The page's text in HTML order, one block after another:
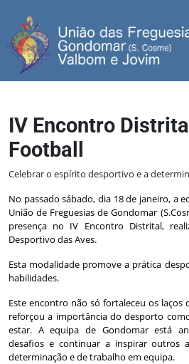
IV Encontro
Football
Celebrar o espírito desportivo e a
No passado sábado, dia 18 de janeiro, a
União de Freguesias de Gondomar
presença no IV Encontro Distrital,
Desportivo das Aves.
Esta modalidade promove a prática
habilidades.
Este encontro não só fortaleceu os
reforçou a importância do desporto
estar. A equipa de Gondomar está
desafios e continuar a inspirar outros
determinação e de trabalho em equipa.